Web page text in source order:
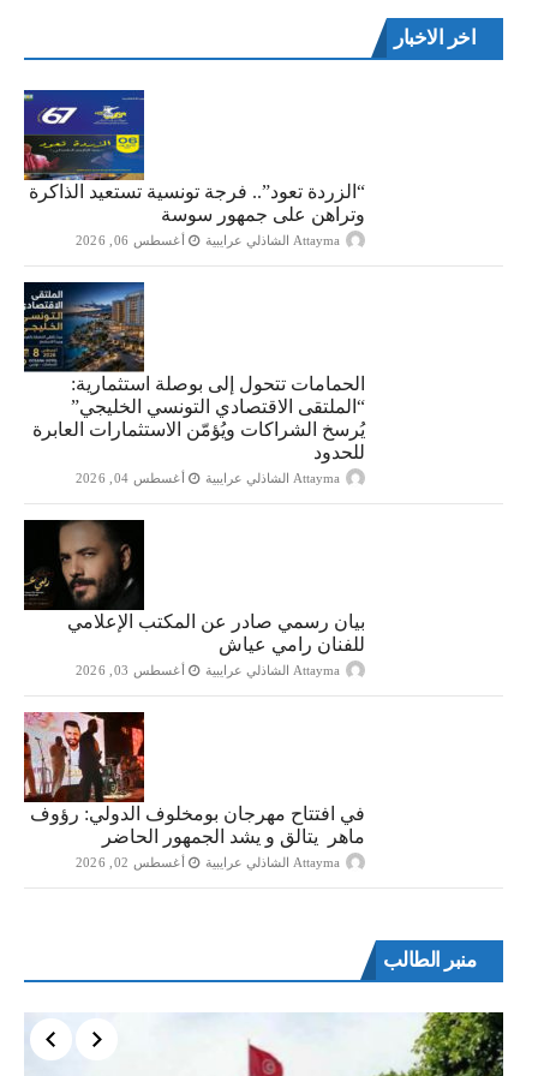
اخر الاخبار
“الزردة تعود”.. فرجة تونسية تستعيد الذاكرة
وتراهن على جمهور سوسة
Attayma الشاذلي عرايبية أغسطس 06, 2026
الحمامات تتحول إلى بوصلة استثمارية:
“الملتقى الاقتصادي التونسي الخليجي”
يُرسخ الشراكات ويُؤمّن الاستثمارات العابرة
للحدود
Attayma الشاذلي عرايبية أغسطس 04, 2026
بيان رسمي صادر عن المكتب الإعلامي
للفنان رامي عياش
Attayma الشاذلي عرايبية أغسطس 03, 2026
في افتتاح مهرجان بومخلوف الدولي: رؤوف
ماهر يتالق و يشد الجمهور الحاضر
Attayma الشاذلي عرايبية أغسطس 02, 2026
منبر الطالب